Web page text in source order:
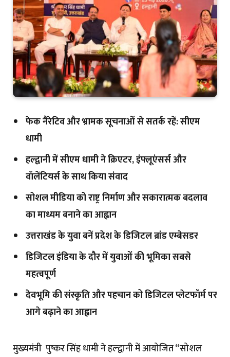
फेक नैरेटिव और भ्रामक सूचनाओं से सतर्क रहें: सीएम
धामी
हल्द्वानी में सीएम धामी ने क्रिएटर, इंफ्लूएंसर्स और
वॉलेंटियर्स के साथ किया संवाद
सोशल मीडिया को राष्ट्र निर्माण और सकारात्मक बदलाव
का माध्यम बनाने का आह्वान
उत्तराखंड के युवा बनें प्रदेश के डिजिटल ब्रांड एम्बेसडर
डिजिटल इंडिया के दौर में युवाओं की भूमिका सबसे
महत्वपूर्ण
देवभूमि की संस्कृति और पहचान को डिजिटल प्लेटफॉर्म पर
आगे बढ़ाने का आह्वान
मुख्यमंत्री पुष्कर सिंह धामी ने हल्द्वानी में आयोजित “सोशल